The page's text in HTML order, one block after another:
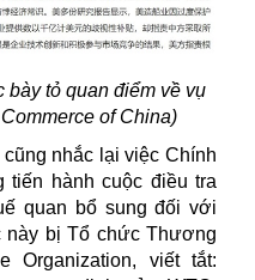
bày tỏ quan điểm về vụ
of China)
cũng nhắc lại việc Chính
hành cuộc điều tra
quan bổ sung đối với
này bị Tổ chức Thương
Organization, viết tắt: